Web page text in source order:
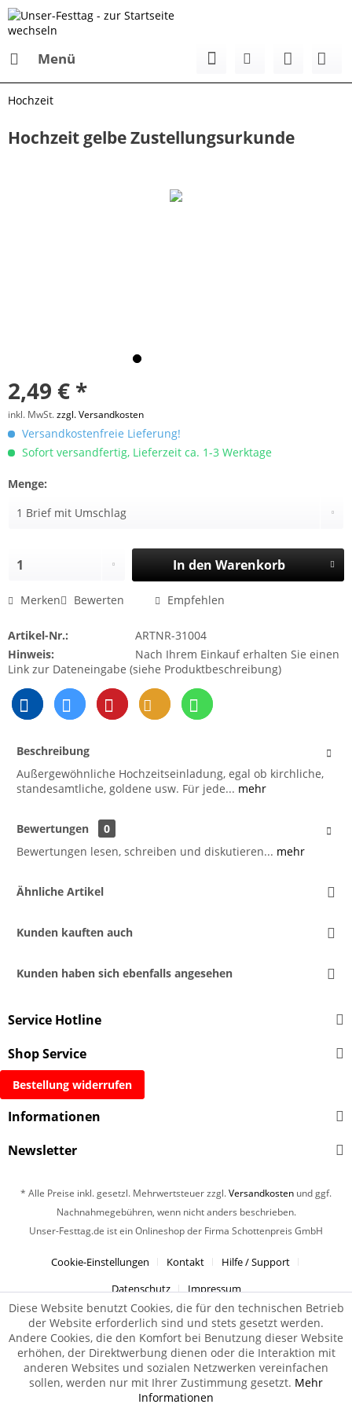
Menü
Hochzeit
Hochzeit gelbe Zustellungsurkunde
2,49 € *
inkl. MwSt.zzgl. Versandkosten
Versandkostenfreie Lieferung!
Sofort versandfertig, Lieferzeit ca. 1-3 Werktage
Menge:
In den Warenkorb
Merken Bewerten Empfehlen
Artikel-Nr.:
ARTNR-31004
Hinweis:
Nach Ihrem Einkauf erhalten Sie einen
Link zur Dateneingabe (siehe Produktbeschreibung)
Beschreibung
Außergewöhnliche Hochzeitseinladung, egal ob kirchliche,
standesamtliche, goldene usw. Für jede... mehr
Bewertungen
0
Bewertungen lesen, schreiben und diskutieren... mehr
Ähnliche Artikel
Kunden kauften auch
Kunden haben sich ebenfalls angesehen
Service Hotline
Shop Service
Bestellung widerrufen
Informationen
Newsletter
* Alle Preise inkl. gesetzl. Mehrwertsteuer zzgl.Versandkosten und ggf.
Nachnahmegebühren, wenn nicht anders beschrieben.
Unser-Festtag.de ist ein Onlineshop der Firma Schottenpreis GmbH
Cookie-Einstellungen Kontakt
Hilfe / Support
Datenschutz
Impressum
Diese Website benutzt Cookies, die für den technischen Betrieb
der Website erforderlich sind und stets gesetzt werden.
Andere Cookies, die den Komfort bei Benutzung dieser Website
erhöhen, der Direktwerbung dienen oder die Interaktion mit
anderen Websites und sozialen Netzwerken vereinfachen
sollen, werden nur mit Ihrer Zustimmung gesetzt. Mehr
Informationen